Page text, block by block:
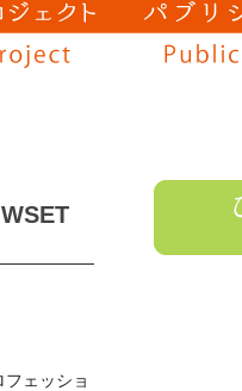
ェッショ